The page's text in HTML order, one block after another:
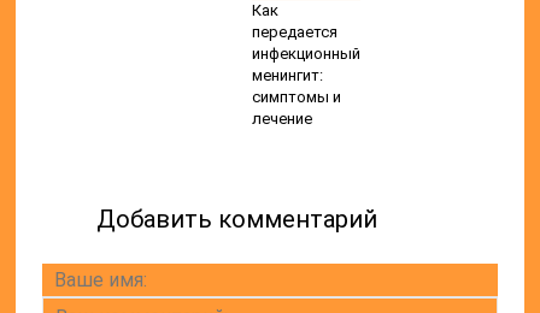
Как
передается
инфекционный
менингит:
симптомы и
лечение
Добавить комментарий